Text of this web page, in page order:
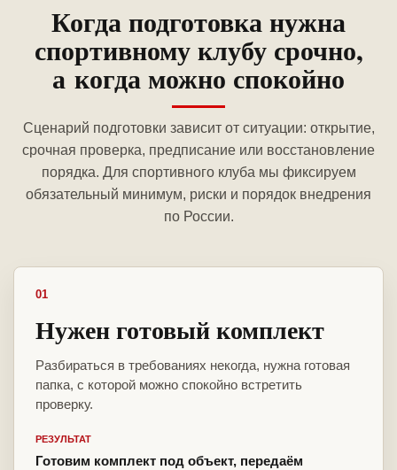
Когда подготовка нужна
спортивному клубу срочно,
а когда можно спокойно
Сценарий подготовки зависит от ситуации: открытие,
срочная проверка, предписание или восстановление
порядка. Для спортивного клуба мы фиксируем
обязательный минимум, риски и порядок внедрения
по России.
01
Нужен готовый комплект
Разбираться в требованиях некогда, нужна готовая
папка, с которой можно спокойно встретить
проверку.
РЕЗУЛЬТАТ
Готовим комплект под объект, передаём